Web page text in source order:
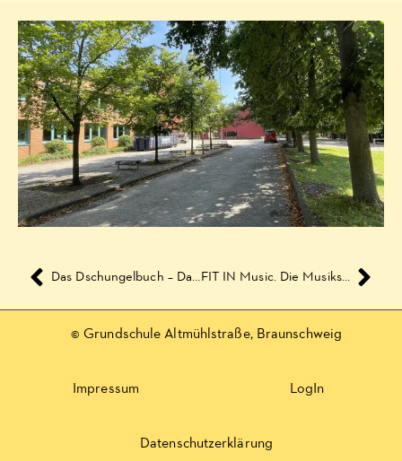
Das Dschungelbuch – Das Musical FIT IN Music. Die Musikschule. Für jedes Alter.
© Grundschule Altmühlstraße, Braunschweig
Impressum LogIn
Datenschutzerklärung